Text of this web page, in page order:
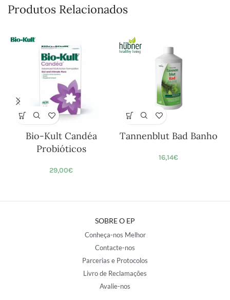
Produtos Relacionados
Bio-Kult Candéa
Probióticos
29,00€
Tannenblut Bad Banho
16,14€
SOBRE O EP
Conheça-nos Melhor
Contacte-nos
Parcerias e Protocolos
Livro de Reclamações
Avalie-nos